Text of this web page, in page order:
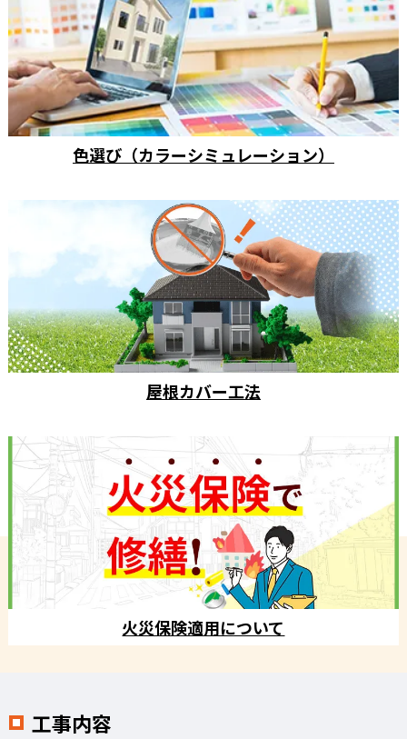
色選び（カラーシミュレーション）
屋根カバー工法
火災保険適用について
工事内容